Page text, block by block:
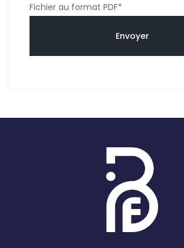
Fichier au format PDF*
Envoyer